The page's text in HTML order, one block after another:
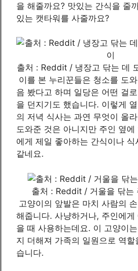
을 해줄까요? 맛있는 간식을 줄
있는 캣타워를 사줄까요?
출처 : Reddit / 냉장고 닦는 데
이를 본 누리꾼들은 청소를 도
음 봤다고 하며 일당은 어떤 걸
을 던지기도 했습니다. 이렇게
의 저녁 식사는 과연 무엇이 올
도와준 것은 아니지만 주인 옆에
에게 제일 좋아하는 간식이나 식
같네요.
출처 : Reddit / 거울을 닦는
고양이의 앞발은 마치 사람의
해줍니다. 사냥하거나, 주인에게
을 때 사용하는데요. 이 고양이
지 더해져 가족의 일원으로 역할
습니다.